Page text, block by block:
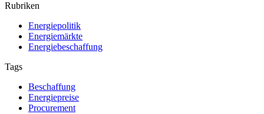
Rubriken
Energiepolitik
Energiemärkte
Energiebeschaffung
Tags
Beschaffung
Energiepreise
Procurement